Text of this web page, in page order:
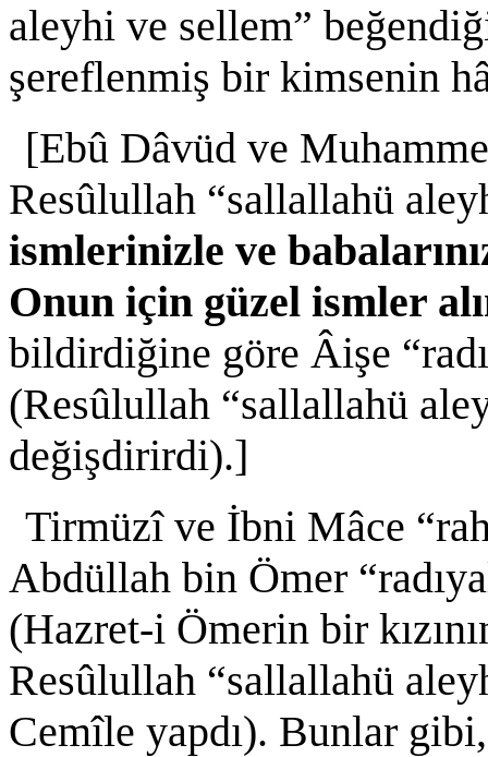
aleyhi ve sellem”
şereflenmiş bir kimsenin
[Ebû Dâvüd ve
Resûlullah “sallallahü
ismlerinizle ve
Onun için güzel ismler
bildirdiğine göre Âişe
(Resûlullah “sallallahü
değişdirirdi).]
Tirmüzî ve İbni Mâce
Abdüllah bin Ömer
(Hazret-i Ömerin bir
Resûlullah “sallallahü
Cemîle yapdı). Bunlar